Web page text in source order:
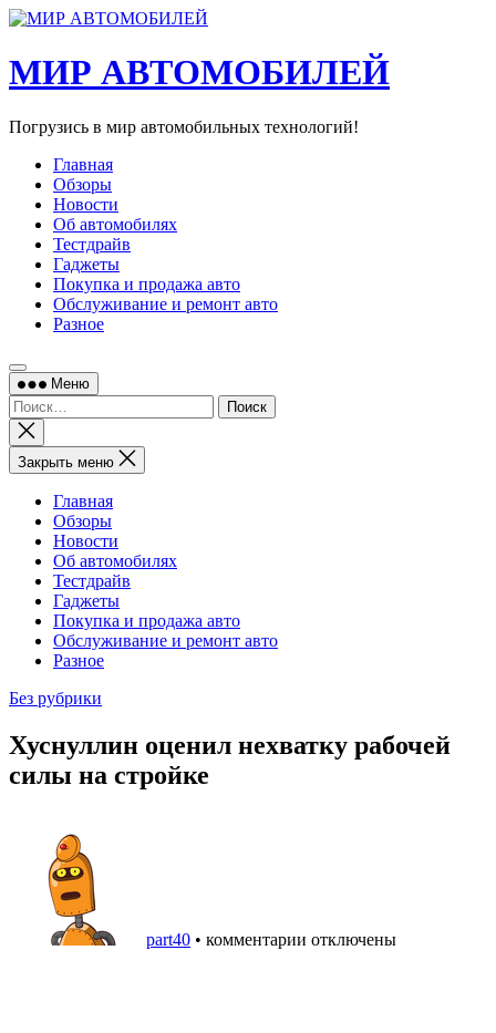
Перейти
содержимому
МИР АВТОМОБИЛЕЙ
Погрузись в мир автомобильных технологий!
Главная
Обзоры
Новости
Об автомобилях
Тестдрайв
Гаджеты
Покупка и продажа авто
Обслуживание и ремонт авто
Разное
Меню
Найти:
Закрыть
поиск
Закрыть меню
Главная
Обзоры
Новости
Об автомобилях
Тестдрайв
Гаджеты
Покупка и продажа авто
Обслуживание и ремонт авто
Разное
Без рубрики
Хуснуллин оценил нехватку рабочей
силы на стройке
part40 • комментарии отключены